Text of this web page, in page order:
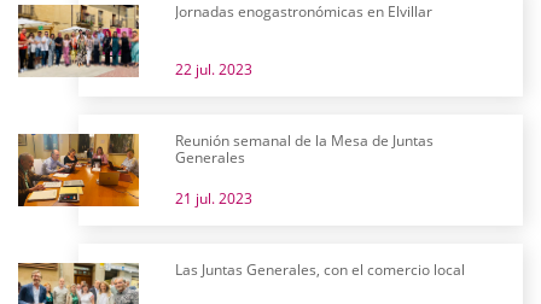
Jornadas enogastronómicas en Elvillar
22 jul. 2023
Reunión semanal de la Mesa de Juntas
Generales
21 jul. 2023
Las Juntas Generales, con el comercio local